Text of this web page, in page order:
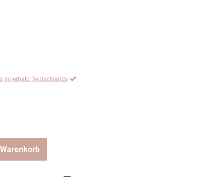
innerhalb Deutschlands